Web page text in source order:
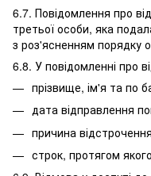
6.7. Повідомлення про
третьої особи, яка
з роз'ясненням порядку
6.8. У повідомленні про
прізвище, ім'я та по
дата відправлення
причина
строк, протягом